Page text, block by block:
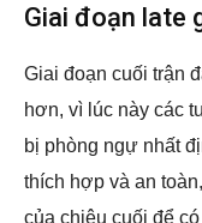
Giai đoạn late
Giai đoạn cuối trận
hơn, vì lúc này các
bị phòng ngự nhất
thích hợp và an
của chiêu cuối để